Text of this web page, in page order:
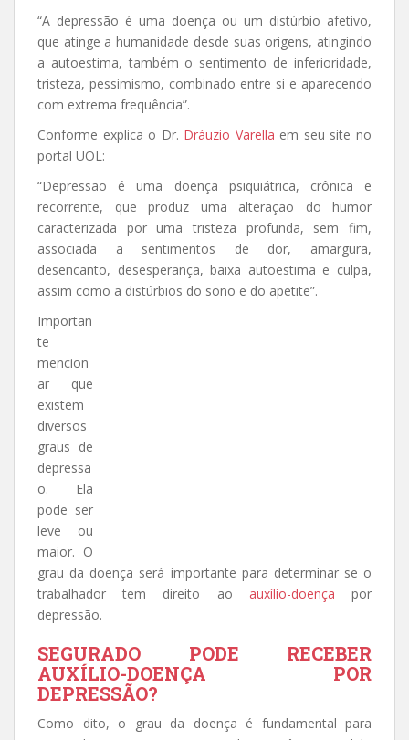
“A depressão é uma doença ou um distúrbio afetivo,
que atinge a humanidade desde suas origens, atingindo
a autoestima, também o sentimento de inferioridade,
tristeza, pessimismo, combinado entre si e aparecendo
com extrema frequência”.
Conforme explica o Dr. Dráuzio Varella em seu site no
portal UOL:
“Depressão é uma doença psiquiátrica, crônica e
recorrente, que produz uma alteração do humor
caracterizada por uma tristeza profunda, sem fim,
associada a sentimentos de dor, amargura,
desencanto, desesperança, baixa autoestima e culpa,
assim como a distúrbios do sono e do apetite”.
Importan
te
mencion
ar que
existem
diversos
graus de
depressã
o. Ela
pode ser
leve ou
maior. O
grau da doença será importante para determinar se o
trabalhador tem direito ao auxílio-doença por
depressão.
SEGURADO PODE RECEBER
AUXÍLIO-DOENÇA POR
DEPRESSÃO?
Como dito, o grau da doença é fundamental para